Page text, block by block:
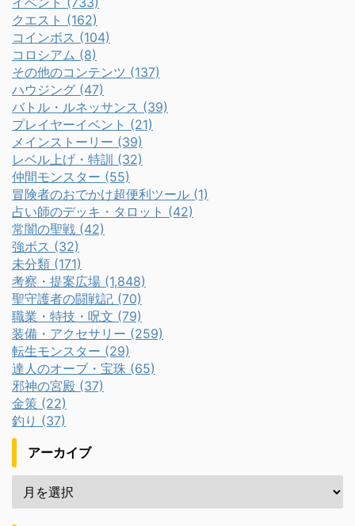
クエスト (162)
コインボス (104)
コロシアム (8)
その他のコンテンツ (137)
ハウジング (47)
バトル・ルネッサンス (39)
プレイヤーイベント (21)
メインストーリー (39)
レベル上げ・特訓 (32)
仲間モンスター (55)
冒険者のおでかけ超便利ツール (1)
占い師のデッキ・タロット (42)
常闇の聖戦 (42)
強ボス (32)
未分類 (171)
考察・提案広場 (1,848)
聖守護者の闘戦記 (70)
職業・特技・呪文 (79)
装備・アクセサリー (259)
転生モンスター (29)
達人のオーブ・宝珠 (65)
邪神の宮殿 (37)
金策 (22)
釣り (37)
アーカイブ